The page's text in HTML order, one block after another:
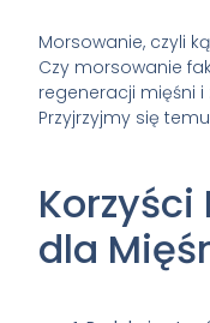
Morsowanie, czyli
Czy morsowanie
regeneracji mięśni
Przyjrzyjmy się
dla